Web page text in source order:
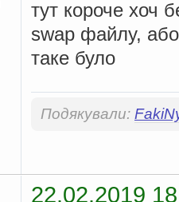
тут короче хоч
swap файлу,
таке було
Подякували:
22.02.2019